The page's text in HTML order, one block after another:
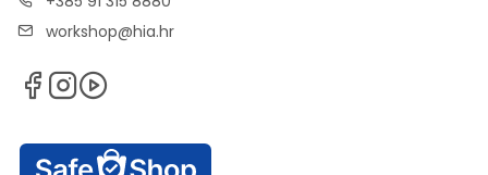
workshop@hia.hr